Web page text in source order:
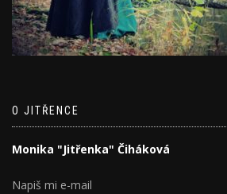
O JITŘENCE
Monika "Jitřenka" Čiháková
Napiš mi e-mail